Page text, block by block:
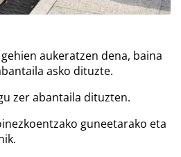
aukeratzen dena, baina
asko dituzte.
zer abantaila dituzten.
guneetarako eta